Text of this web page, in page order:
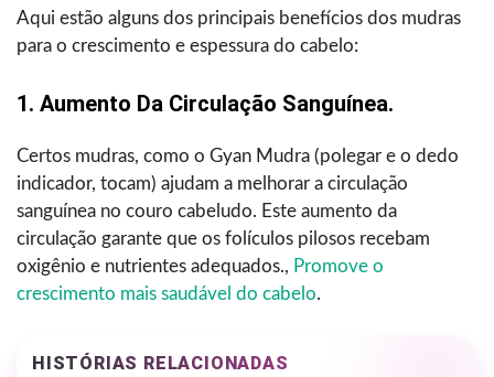
Aqui estão alguns dos principais benefícios dos mudras
para o crescimento e espessura do cabelo:
1. Aumento Da Circulação Sanguínea.
Certos mudras, como o Gyan Mudra (polegar e o dedo
indicador, tocam) ajudam a melhorar a circulação
sanguínea no couro cabeludo. Este aumento da
circulação garante que os folículos pilosos recebam
oxigênio e nutrientes adequados., Promove o
crescimento mais saudável do cabelo.
HISTÓRIAS RELACIONADAS